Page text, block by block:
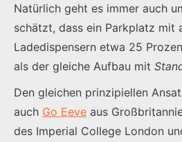
Natürlich geht es immer auch
schätzt, dass ein Parkplatz mit
Ladedispensern etwa 25
als der gleiche Aufbau mit
Den gleichen prinzipiellen
auch Go Eeve aus
des Imperial College London